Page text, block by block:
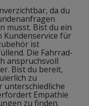
da du
musst. Bist du ein
Kundenservice für
ist
Die Fahrrad-
anspruchsvoll
Bist du bereit,
zu
unterschiedliche
Empathie
zu finden.